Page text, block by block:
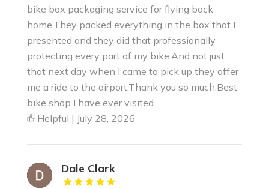
bike box packaging service for flying back
home.They packed everything in the box that I
presented and they did that professionally
protecting every part of my bike.And not just
that next day when I came to pick up they offer
me a ride to the airport.Thank you so much.Best
bike shop I have ever visited.
Helpful | July 28, 2026
Dale Clark